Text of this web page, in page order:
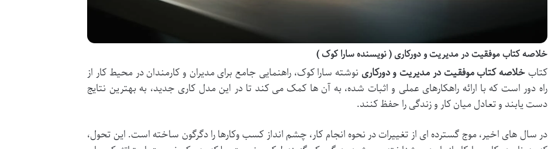
خلاصه کتاب موفقیت در مدیریت و دورکاری ( نویسنده سارا کوک )
کتابخلاصه کتاب موفقیت در مدیریت و دورکاری نوشته سارا کوک، راهنمایی جامع برای مدیران و کارمندان در محیط کار از
راه دور است که با ارائه راهکارهای عملی و اثبات شده، به آن ها کمک می کند تا در این مدل کاری جدید، به بهترین نتایج
دست یابند و تعادل میان کار و زندگی را حفظ کنند.
در سال های اخیر، موج گسترده ای از تغییرات در نحوه انجام کار، چشم انداز کسب وکارها را دگرگون ساخته است. این تحول،